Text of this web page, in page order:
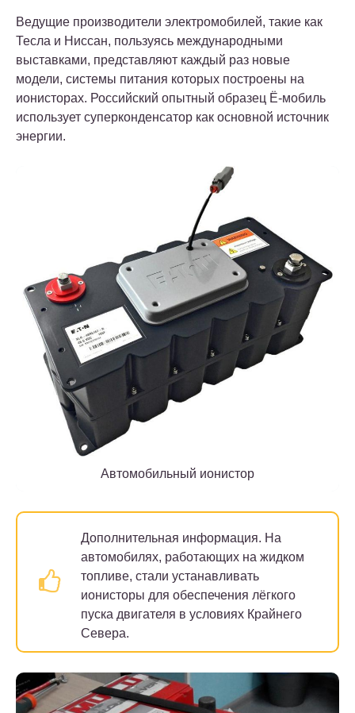
Ведущие производители электромобилей, такие как
Тесла и Ниссан, пользуясь международными
выставками, представляют каждый раз новые
модели, системы питания которых построены на
ионисторах. Российский опытный образец Ё-мобиль
использует суперконденсатор как основной источник
энергии.
Автомобильный ионистор
Дополнительная информация. На
автомобилях, работающих на жидком
топливе, стали устанавливать
ионисторы для обеспечения лёгкого
пуска двигателя в условиях Крайнего
Севера.